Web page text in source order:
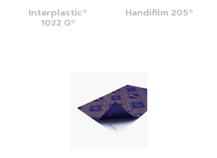
Interplastic®
1022 G®
Handifilm 205®